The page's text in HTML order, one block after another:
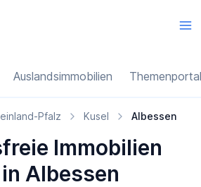
Auslandsimmobilien
Pfalz Kusel Albessen
Immobilien
Albessen